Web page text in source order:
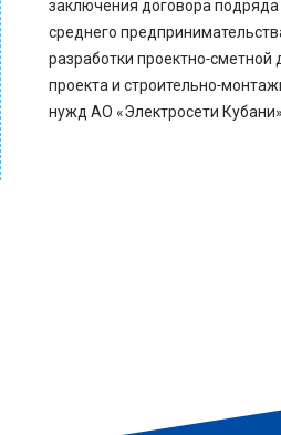
заключения договора
среднего
разработки проектно-сметной
проекта и строительно-
нужд АО «Электросети